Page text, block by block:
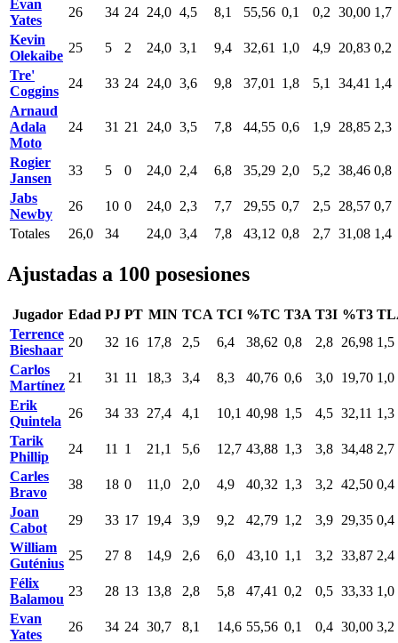
Evan
Yates
26 34 24 24,0 4,5 8,1 55,56 0,1 0,2 30,00 1,7
Kevin
Olekaibe
25 5 2 24,0 3,1 9,4 32,61 1,0 4,9 20,83 0,2
Tre'
Coggins
24 33 24 24,0 3,6 9,8 37,01 1,8 5,1 34,41 1,4
Arnaud
Adala
Moto
24 31 21 24,0 3,5 7,8 44,55 0,6 1,9 28,85 2,3
Rogier
Jansen
33 5 0 24,0 2,4 6,8 35,29 2,0 5,2 38,46 0,8
Jabs
Newby
26 10 0 24,0 2,3 7,7 29,55 0,7 2,5 28,57 0,7
Totales
26,0 34 24,0 3,4 7,8 43,12 0,8 2,7 31,08 1,4
Ajustadas a 100 posesiones
Jugador Edad PJ PT MIN TCA TCI %TC T3A T3I %T3
Terrence
Bieshaar
20 32 16 17,8 2,5 6,4 38,62 0,8 2,8 26,98 1,5
Carlos
Martínez
21 31 11 18,3 3,4 8,3 40,76 0,6 3,0 19,70 1,0
Erik
Quintela
26 34 33 27,4 4,1 10,1 40,98 1,5 4,5 32,11 1,3
Tarik
Phillip
24 11 1 21,1 5,6 12,7 43,88 1,3 3,8 34,48 2,7
Carles
Bravo
38 18 0 11,0 2,0 4,9 40,32 1,3 3,2 42,50 0,4
Joan
Cabot
29 33 17 19,4 3,9 9,2 42,79 1,2 3,9 29,35 0,4
William
Guténius
25 27 8 14,9 2,6 6,0 43,10 1,1 3,2 33,87 2,4
Félix
Balamou
23 28 13 13,8 2,8 5,8 47,41 0,2 0,5 33,33 1,0
Evan
Yates
26 34 24 30,7 8,1 14,6 55,56 0,1 0,4 30,00 3,2